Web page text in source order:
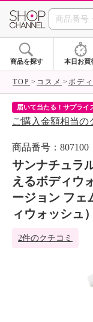
商品を探す 本日お買
TOP コスメ ボデ
届いて当たる！サプライ
ご購入金額相当の
商品番号：807100
サンナチュラ
えるボディウ
ージョン フェ
ィウォッシュ）
2件のクチコミ